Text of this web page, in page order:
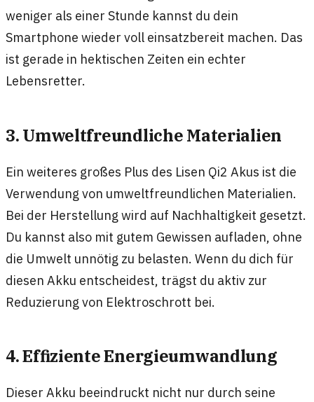
weniger als einer Stunde kannst du dein
Smartphone wieder voll einsatzbereit machen. Das
ist gerade in hektischen Zeiten ein echter
Lebensretter.
3. Umweltfreundliche Materialien
Ein weiteres großes Plus des Lisen Qi2 Akus ist die
Verwendung von umweltfreundlichen Materialien.
Bei der Herstellung wird auf Nachhaltigkeit gesetzt.
Du kannst also mit gutem Gewissen aufladen, ohne
die Umwelt unnötig zu belasten. Wenn du dich für
diesen Akku entscheidest, trägst du aktiv zur
Reduzierung von Elektroschrott bei.
4. Effiziente Energieumwandlung
Dieser Akku beeindruckt nicht nur durch seine